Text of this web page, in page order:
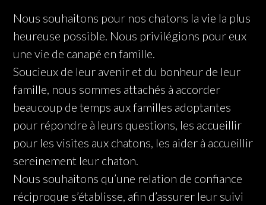
Nous souhaitons pour nos chatons la vie la plus
heureuse possible. Nous privilégions pour eux
une vie de canapé en famille.
Soucieux de leur avenir et du bonheur de leur
famille, nous sommes attachés à accorder
beaucoup de temps aux familles adoptantes
pour répondre à leurs questions, les accueillir
pour les visites aux chatons, les aider à accueillir
sereinement leur chaton.
Nous souhaitons qu’une relation de confiance
réciproque s’établisse, afin d’assurer leur suivi